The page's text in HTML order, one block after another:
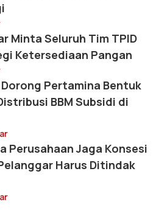
Minta Seluruh Tim TPID
Ketersediaan Pangan
Pertamina Bentuk
BBM Subsidi di
Perusahaan Jaga Konsesi
Harus Ditindak